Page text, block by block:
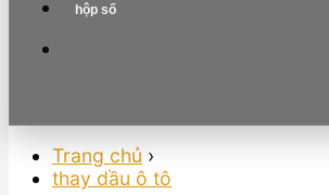
hộp số
Trang chủ ›
thay dầu ô tô